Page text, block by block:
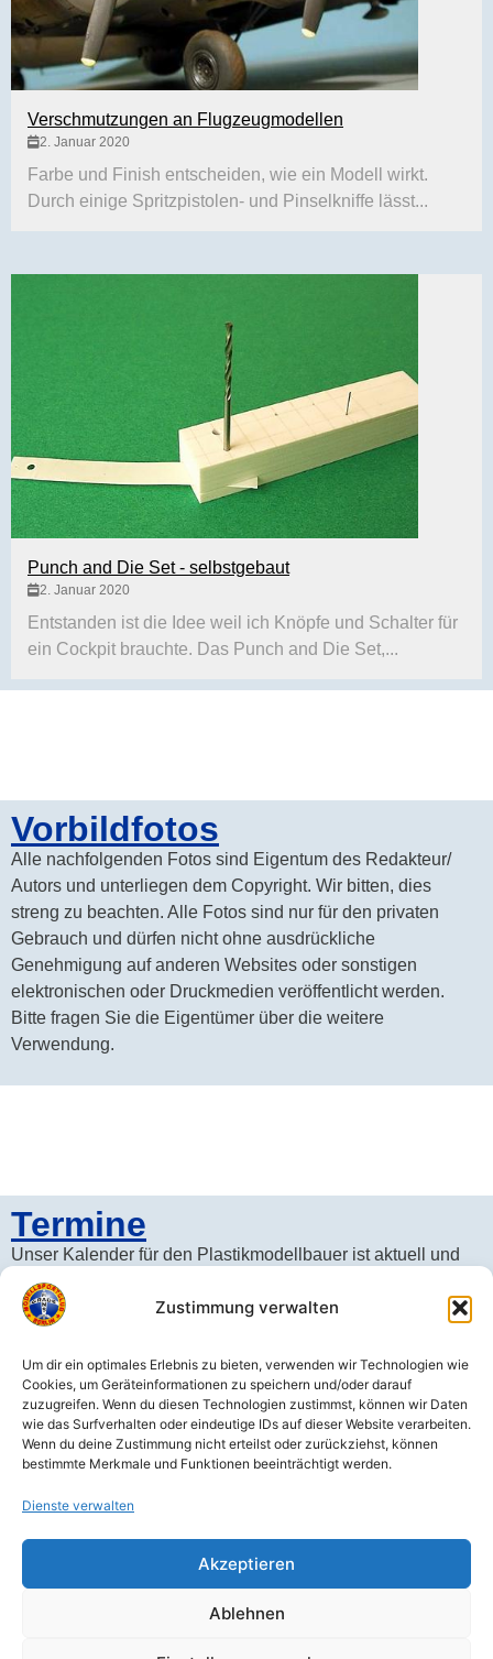
Zustimmung verwalten
Um dir ein optimales Erlebnis zu bieten, verwenden wir Technologien wie
Cookies, um Geräteinformationen zu speichern und/oder darauf
zuzugreifen. Wenn du diesen Technologien zustimmst, können wir Daten
wie das Surfverhalten oder eindeutige IDs auf dieser Website verarbeiten.
Wenn du deine Zustimmung nicht erteilst oder zurückziehst, können
bestimmte Merkmale und Funktionen beeinträchtigt werden.
Dienste verwalten
Akzeptieren
Ablehnen
Verschmutzungen an Flugzeugmodellen
2. Januar 2020
Farbe und Finish entscheiden, wie ein Modell wirkt.
Durch einige Spritzpistolen- und Pinselkniffe lässt...
Punch and Die Set - selbstgebaut
2. Januar 2020
Entstanden ist die Idee weil ich Knöpfe und Schalter für
ein Cockpit brauchte. Das Punch and Die Set,...
Vorbildfotos
Alle nachfolgenden Fotos sind Eigentum des Redakteur/
Autors und unterliegen dem Copyright. Wir bitten, dies
streng zu beachten. Alle Fotos sind nur für den privaten
Gebrauch und dürfen nicht ohne ausdrückliche
Genehmigung auf anderen Websites oder sonstigen
elektronischen oder Druckmedien veröffentlicht werden.
Bitte fragen Sie die Eigentümer über die weitere
Verwendung.
Termine
Unser Kalender für den Plastikmodellbauer ist aktuell und
gibt alle Veranstaltungen über das gesamte Jahr bekannt.
Datenschutz
Kontakt
Cookie Infos